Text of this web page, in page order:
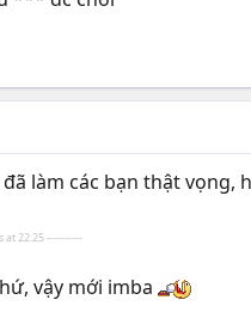
làm các bạn thật vọng,
at 22:25 ----------
vậy mới imba